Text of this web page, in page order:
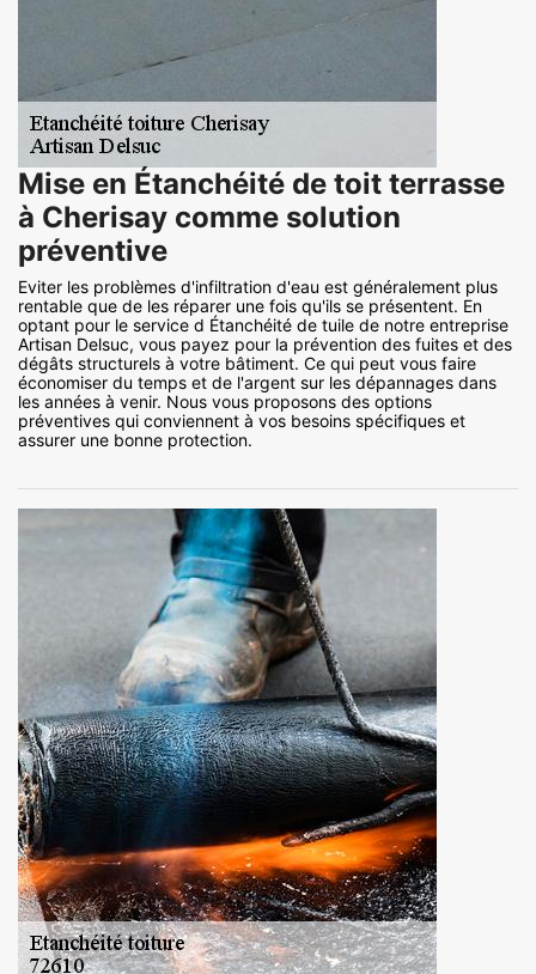
Mise en Étanchéité de toit terrasse
à Cherisay comme solution
préventive
Eviter les problèmes d'infiltration d'eau est généralement plus
rentable que de les réparer une fois qu'ils se présentent. En
optant pour le service d Étanchéité de tuile de notre entreprise
Artisan Delsuc, vous payez pour la prévention des fuites et des
dégâts structurels à votre bâtiment. Ce qui peut vous faire
économiser du temps et de l'argent sur les dépannages dans
les années à venir. Nous vous proposons des options
préventives qui conviennent à vos besoins spécifiques et
assurer une bonne protection.